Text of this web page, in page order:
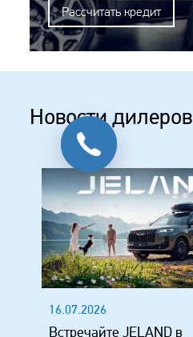
Рассчитать кредит
Новости дилеров
16.07.2026
Встречайте JELAND в